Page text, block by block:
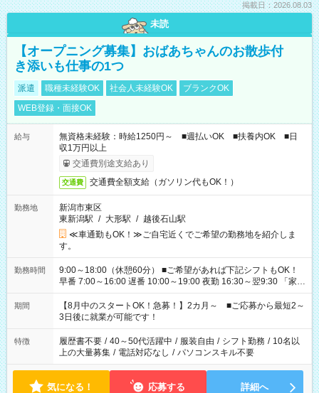
掲載日：2026.08.03
未読
【オープニング募集】おばあちゃんのお散歩付
き添いも仕事の1つ
派遣 職種未経験OK 社会人未経験OK
ブランクOK
WEB登録・面接OK
給与
無資格未経験：時給1250円～ ■週払いOK ■扶養内OK ■日
収1万円以上
交通費別途支給あり
交通費 交通費全額支給（ガソリン代もOK！）
勤務地
新潟市東区
東新潟駅 / 大形駅 / 越後石山駅
≪車通勤もOK！≫ご自宅近くでご希望の勤務地を紹介しま
す。
勤務時間
9:00～18:00（休憩60分） ■ご希望があれば下記シフトもOK！
早番 7:00～16:00 遅番 10:00～19:00 夜勤 16:30～翌9:30 「家族
と休みを合わせたい」 「余裕を持って夕飯の準備がしたい」
「できれば残業はしたくない」 など、ご希望を教えてください
ね。 ※Wワーク希望の方へ 今ご覧のお仕事で希望する勤務時間
と、もう1つのお仕事の勤務時間。 合計で週40時間を超える場
合は応募できません。
期間
【8月中のスタートOK！急募！】2カ月～ ■ご応募から最短2～
3日後に就業が可能です！
特徴 履歴書不要 / 40～50代活躍中 / 服装自由 / シフト勤務 / 10名以
上の大量募集 / 電話対応なし / パソコンスキル不要
気になる！ 応募する 詳細へ